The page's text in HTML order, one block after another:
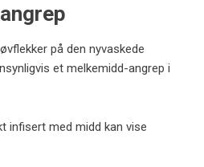
på den nyvaskede
et melkemidd-angrep i
infisert med midd kan vise